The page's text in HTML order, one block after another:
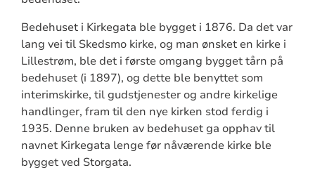
Bedehuset i Kirkegata ble bygget i 1876. Da det var
lang vei til Skedsmo kirke, og man ønsket en kirke i
Lillestrøm, ble det i første omgang bygget tårn på
bedehuset (i 1897), og dette ble benyttet som
interimskirke, til gudstjenester og andre kirkelige
handlinger, fram til den nye kirken stod ferdig i
1935. Denne bruken av bedehuset ga opphav til
navnet Kirkegata lenge før nåværende kirke ble
bygget ved Storgata.